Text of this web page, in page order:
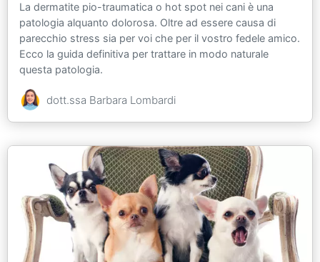
La dermatite pio-traumatica o hot spot nei cani è una
patologia alquanto dolorosa. Oltre ad essere causa di
parecchio stress sia per voi che per il vostro fedele amico.
Ecco la guida definitiva per trattare in modo naturale
questa patologia.
dott.ssa Barbara Lombardi